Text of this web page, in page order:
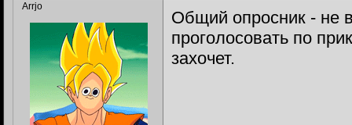
Arrjo
Общий опросник - не
проголосовать по
захочет.